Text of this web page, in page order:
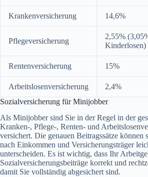
Krankenversicherung 14,6%
Pflegeversicherung
2,55%
Kinderlosen)
Rentenversicherung 15%
Arbeitslosenversicherung
2,4%
Sozialversicherung für Minijobber
Als Minijobber sind Sie in der Regel in der
Kranken-, Pflege-, Renten- und
versichert. Die genauen Beitragssätze können
nach Einkommen und Versicherungsträger
unterscheiden. Es ist wichtig, dass Ihr
Sozialversicherungsbeiträge korrekt und
damit Sie vollständig abgesichert sind.